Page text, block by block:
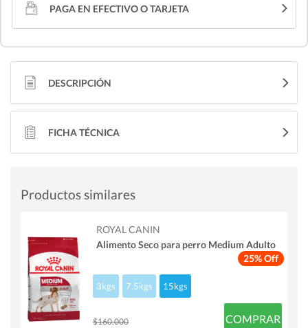
PAGA EN EFECTIVO O TARJETA
DESCRIPCIÓN
FICHA TÉCNICA
Productos similares
25% Off
ROYAL CANIN
Alimento Seco para perro Medium Adulto
3kgs 7.5kgs 15kgs
$160,000 COMPRAR